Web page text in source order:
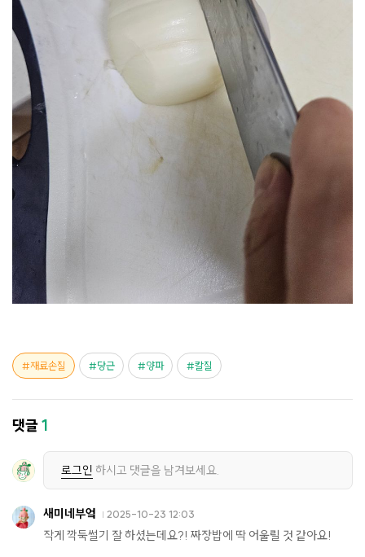
재료손질 당근 양파 칼질
댓글1
로그인 하시고 댓글을 남겨보세요.
새미네부엌 2025-10-23 12:03
작게 깍둑썰기 잘 하셨는데요?! 짜장밥에 딱 어울릴 것 같아요!